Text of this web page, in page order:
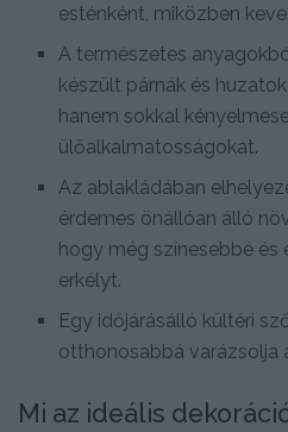
esténként, miközben
A természetes
készült párnák és
hanem sokkal
ülőalkalmatosságokat.
Az ablakládában
érdemes önállóan álló
hogy még színesebbé
erkélyt.
Egy időjárásálló kültéri
otthonosabbá varázsolja
Mi az ideális